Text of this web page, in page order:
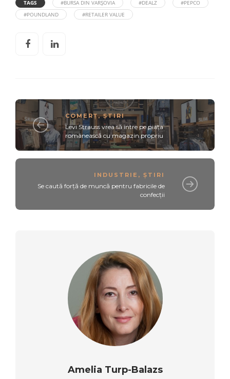
TAGS #BURSA DIN VARȘOVIA #DEALZ
#PEPCO
#POUNDLAND
#RETAILER VALUE
COMERȚ,ȘTIRI
Levi Strauss vrea să intre pe piața
românească cu magazin propriu
INDUSTRIE , ȘTIRI
Se caută forță de muncă pentru fabricile de
confecții
Amelia Turp-Balazs